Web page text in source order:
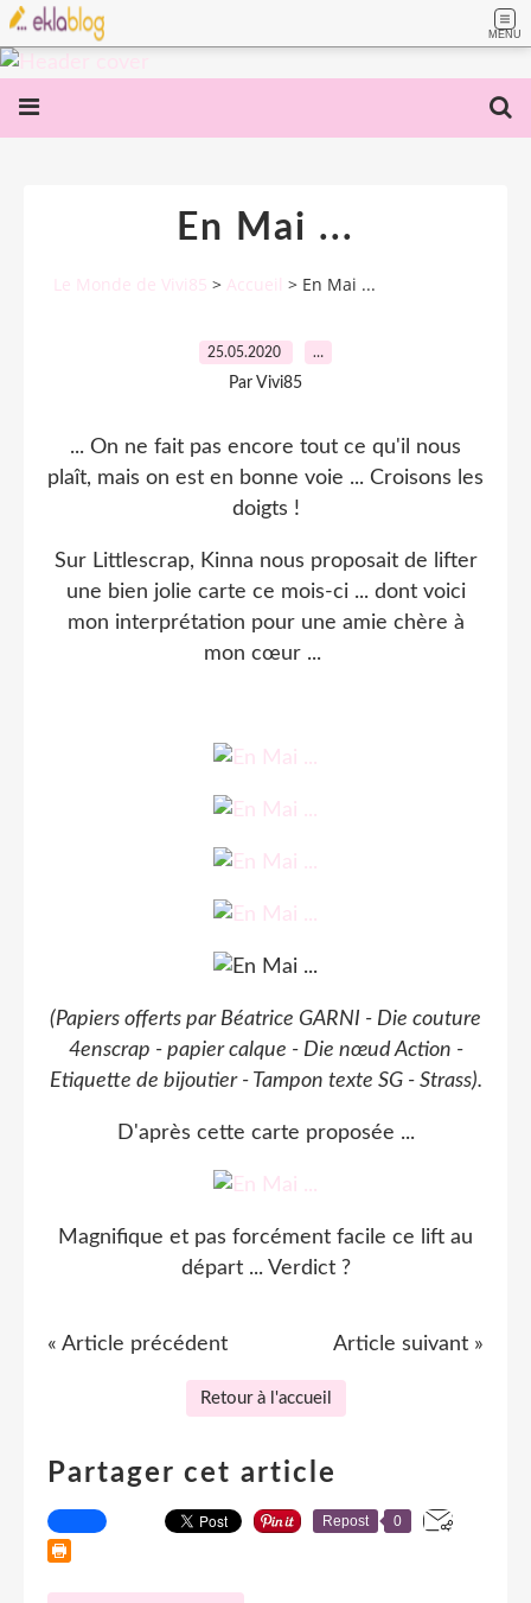
MENU
En Mai ...
Le Monde de Vivi85 > Accueil > En Mai ...
25.05.2020 …
Par Vivi85
... On ne fait pas encore tout ce qu'il nous
plaît, mais on est en bonne voie ... Croisons les
doigts !
Sur Littlescrap, Kinna nous proposait de lifter
une bien jolie carte ce mois-ci ... dont voici
mon interprétation pour une amie chère à
mon cœur ...
(Papiers offerts par Béatrice GARNI - Die couture
4enscrap - papier calque - Die nœud Action -
Etiquette de bijoutier - Tampon texte SG - Strass).
D'après cette carte proposée ...
Magnifique et pas forcément facile ce lift au
départ ... Verdict ?
« Article précédent Article suivant »
Retour à l'accueil
Partager cet article
Repost 0